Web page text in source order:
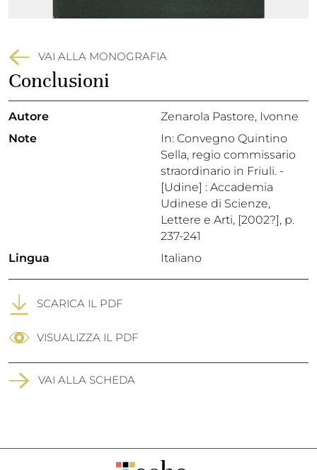
VAI ALLA MONOGRAFIA
Conclusioni
Autore
Zenarola Pastore, Ivonne
Note
In: Convegno Quintino
Sella, regio commissario
straordinario in Friuli. -
[Udine] : Accademia
Udinese di Scienze,
Lettere e Arti, [2002?], p.
237-241
Lingua
Italiano
SCARICA IL PDF
VISUALIZZA IL PDF
VAI ALLA SCHEDA